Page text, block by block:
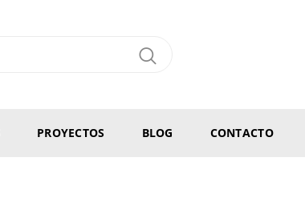
PROYECTOS BLOG CONTACTO